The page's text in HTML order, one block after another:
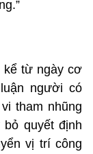
kể từ ngày cơ
người có
tham nhũng
quyết định
vị trí công